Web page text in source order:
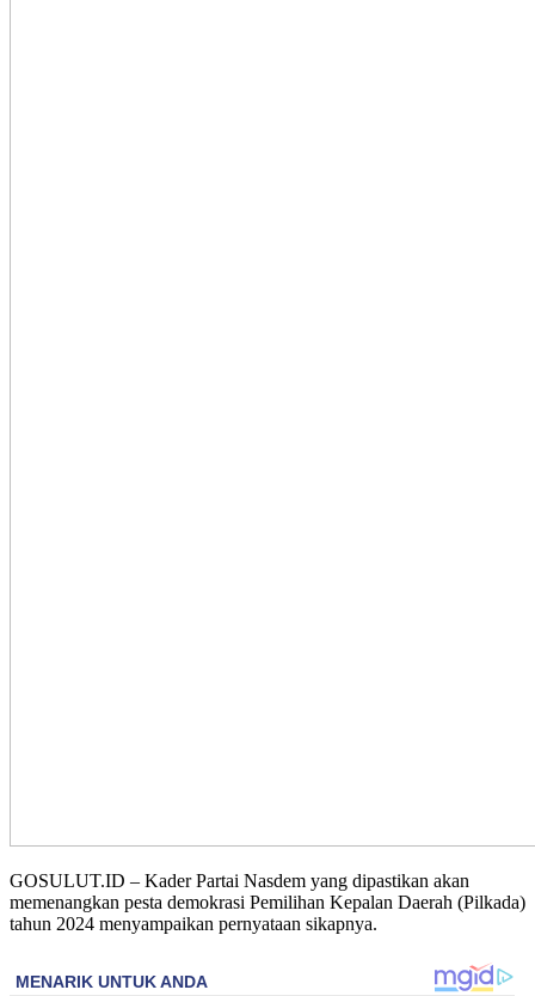
GOSULUT.ID – Kader Partai Nasdem yang dipastikan akan
memenangkan pesta demokrasi Pemilihan Kepalan Daerah (Pilkada)
tahun 2024 menyampaikan pernyataan sikapnya.